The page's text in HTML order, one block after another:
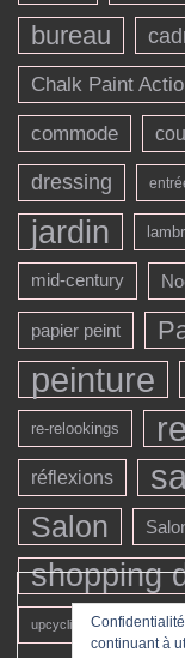
continuant à
bureau
Chalk Paint
commode
dressing
jardin
mid-century
papier peint
peinture
re-relookings
réflexions
Salon
shopping
upcycling vintage